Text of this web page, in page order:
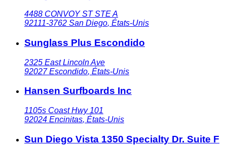
4488 CONVOY ST STE A
92111-3762 San Diego, États-Unis
Sunglass Plus Escondido
2325 East Lincoln Ave
92027 Escondido, États-Unis
Hansen Surfboards Inc
1105s Coast Hwy 101
92024 Encinitas, États-Unis
Sun Diego Vista 1350 Specialty Dr. Suite F